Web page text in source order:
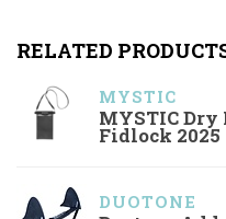
RELATED
MYSTIC
MYSTIC Dry
Fidlock 2025
DUOTONE